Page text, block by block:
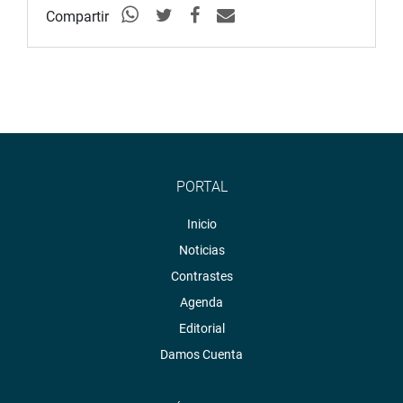
establezca un tope presupuestal antes de establecer un número de
Marco Arana, a nombre de Frente Amplio (FA) recordó que “el
pueblo se puede quedar sin representación y ese es un principio en el
bicamerilismo centralista y elitista, o si vamos a un bicameralismo
democrático y descentralista, si eso lo tenemos claro podemos ver
Dijo que su propuesta es que se asigne 48 senadores (dos por
región), dos senadores para Lima y Callao, 2 más para Lima-Provincias y
Compartir
PORTAL
Inicio
Noticias
Contrastes
Agenda
Editorial
Damos Cuenta